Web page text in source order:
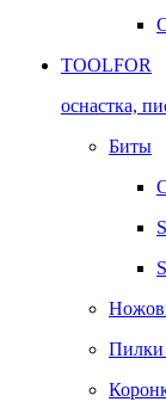
TOOLFOR
оснастка,
Биты
Пилки